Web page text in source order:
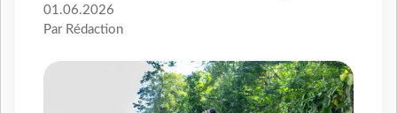
01.06.2026
Par Rédaction